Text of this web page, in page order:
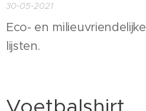
30-05-2021
Eco- en milieuvriendelijke
lijsten.